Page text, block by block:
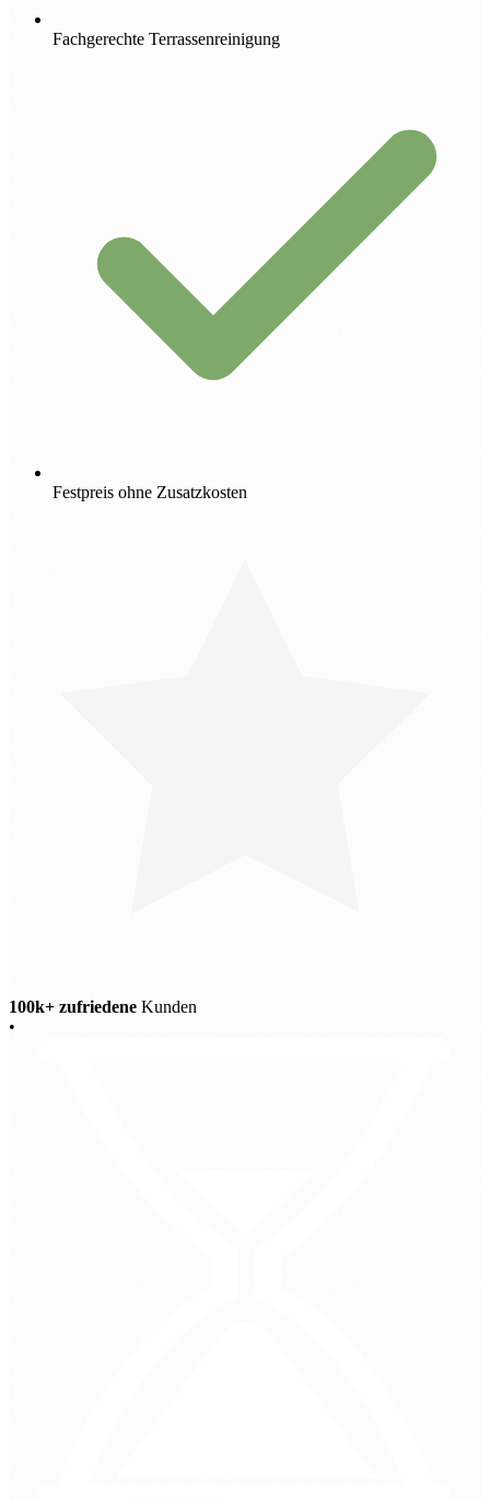
Fachgerechte Terrassenreinigung
Festpreis ohne Zusatzkosten
100k+ zufriedene Kunden
•